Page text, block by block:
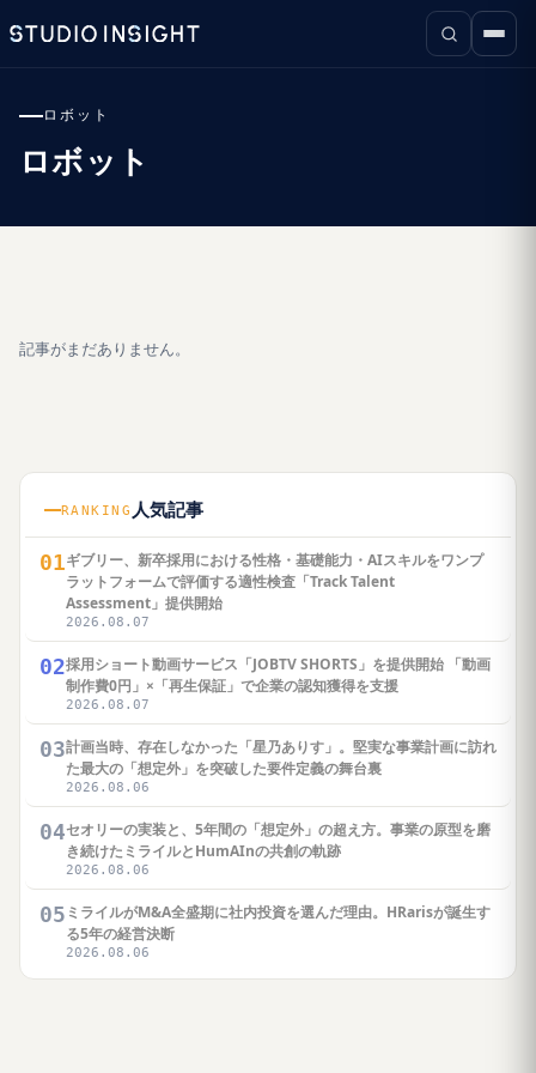
ロボット
ロボット
記事がまだありません。
RANKING 人気記事
01ギブリー、新卒採用における性格・基礎能力・AIスキルをワンプ
ラットフォームで評価する適性検査「Track Talent
Assessment」提供開始
2026.08.07
02採用ショート動画サービス「JOBTV SHORTS」を提供開始 「動画
制作費0円」×「再生保証」で企業の認知獲得を支援
2026.08.07
03計画当時、存在しなかった「星乃ありす」。堅実な事業計画に訪れ
た最大の「想定外」を突破した要件定義の舞台裏
2026.08.06
04セオリーの実装と、5年間の「想定外」の超え方。事業の原型を磨
き続けたミライルとHumAInの共創の軌跡
2026.08.06
05 ミライルがM&A全盛期に社内投資を選んだ理由。HRarisが誕生す
る5年の経営決断
2026.08.06